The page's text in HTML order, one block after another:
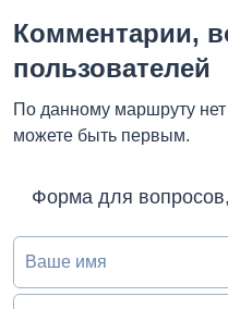
Комментарии,
пользователей
По данному маршруту
можете быть первым.
Форма для
Ваше имя